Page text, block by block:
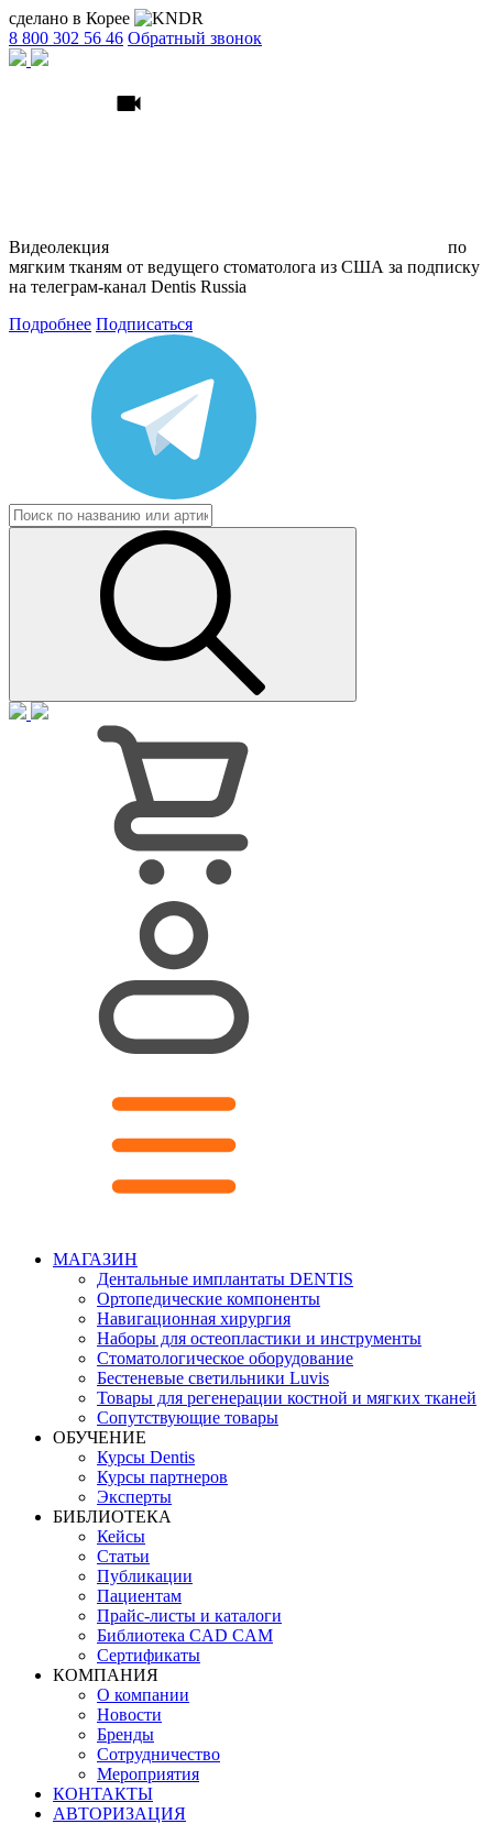
сделано в Корее
8 800 302 56 46 Обратный звонок
Видеолекция
по
мягким тканям от ведущего стоматолога из США за подписку
на телеграм-канал Dentis Russia
Подробнее Подписаться
МАГАЗИН
Дентальные имплантаты DENTIS
Ортопедические компоненты
Навигационная хирургия
Наборы для остеопластики и инструменты
Стоматологическое оборудование
Бестеневые светильники Luvis
Товары для регенерации костной и мягких тканей
Сопутствующие товары
ОБУЧЕНИЕ
Курсы Dentis
Курсы партнеров
Эксперты
БИБЛИОТЕКА
Кейсы
Статьи
Публикации
Пациентам
Прайс-листы и каталоги
Библиотека CAD CAM
Сертификаты
КОМПАНИЯ
О компании
Новости
Бренды
Сотрудничество
Мероприятия
КОНТАКТЫ
АВТОРИЗАЦИЯ